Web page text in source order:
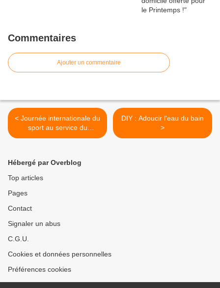
Commentaires
Ajouter un commentaire
< Journée internationale du
sport au service du
développement durable et
DIY : Adoucir l'eau du bain
>
Hébergé par Overblog
Top articles
Pages
Contact
Signaler un abus
C.G.U.
Cookies et données personnelles
Préférences cookies